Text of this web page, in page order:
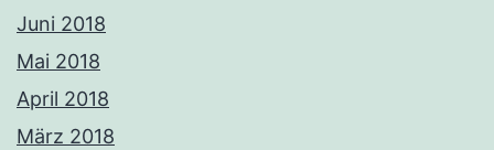
Juni 2018
Mai 2018
April 2018
März 2018